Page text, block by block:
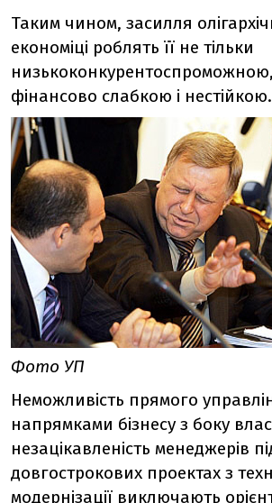
Таким чином, засилля
економіці роблять її не тільки
фінансово слабкою і нестійкою.
Фото УП
Неможливість прямого
напрямками бізнесу з боку
незацікавленість менеджерів
довгострокових проектах з
модернізації виключають